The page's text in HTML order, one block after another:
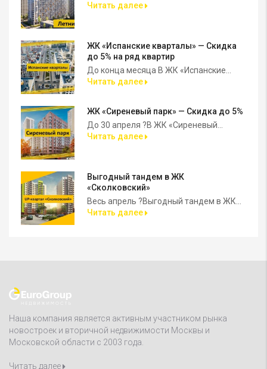
Читать далее
ЖК «Испанские кварталы» — Скидка
до 5% на ряд квартир
До конца месяца В ЖК «Испанские...
Читать далее
ЖК «Сиреневый парк» — Скидка до 5%
До 30 апреля ?В ЖК «Сиреневый...
Читать далее
Выгодный тандем в ЖК
«Сколковский»
Весь апрель ?Выгодный тандем в ЖК...
Читать далее
Наша компания является активным участником рынка
новостроек и вторичной недвижимости Москвы и
Московской области с 2003 года.
Читать далее